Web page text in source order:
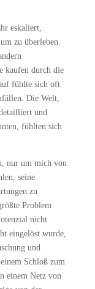
eskaliert,
zu überleben.
kaufen durch die
fühlte sich oft
Die Welt,
und
fühlten sich
nur um mich von
seine
zu
Problem
nicht
eingelöst wurde,
und
Schloß zum
einem Netz von